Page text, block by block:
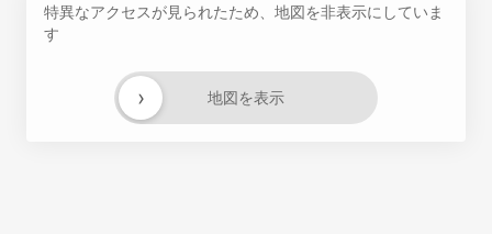
特異なアクセスが見られたため、地図を非表示にしていま
す
地図を表示
›